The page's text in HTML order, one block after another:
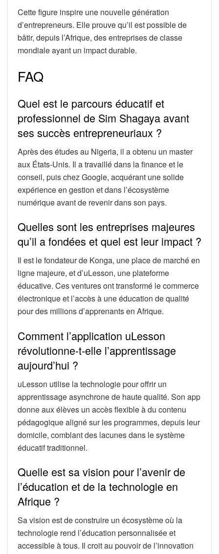
Cette figure inspire une nouvelle génération
d’entrepreneurs. Elle prouve qu’il est possible de
bâtir, depuis l’Afrique, des entreprises de classe
mondiale ayant un impact durable.
FAQ
Quel est le parcours éducatif et
professionnel de Sim Shagaya avant
ses succès entrepreneuriaux ?
Après des études au Nigeria, il a obtenu un master
aux États-Unis. Il a travaillé dans la finance et le
conseil, puis chez Google, acquérant une solide
expérience en gestion et dans l’écosystème
numérique avant de revenir dans son pays.
Quelles sont les entreprises majeures
qu’il a fondées et quel est leur impact ?
Il est le fondateur de Konga, une place de marché en
ligne majeure, et d’uLesson, une plateforme
éducative. Ces ventures ont transformé le commerce
électronique et l’accès à une éducation de qualité
pour des millions d’apprenants en Afrique.
Comment l’application uLesson
révolutionne-t-elle l’apprentissage
aujourd’hui ?
uLesson utilise la technologie pour offrir un
apprentissage asynchrone de haute qualité. Son app
donne aux élèves un accès flexible à du contenu
pédagogique aligné sur les programmes, depuis leur
domicile, comblant des lacunes dans le système
éducatif traditionnel.
Quelle est sa vision pour l’avenir de
l’éducation et de la technologie en
Afrique ?
Sa vision est de construire un écosystème où la
technologie rend l’éducation personnalisée et
accessible à tous. Il croit au pouvoir de l’innovation